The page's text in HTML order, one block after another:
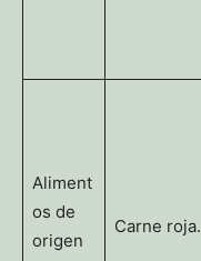
Aliment
os de
origen
Carne roja.